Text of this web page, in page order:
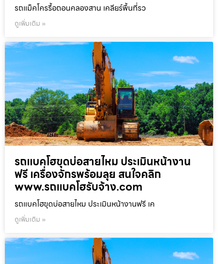
รถแม็คโครรื้อถอนคลองสาน เคลียร์พื้นที่รว
ดูเพิ่มเติม »
รถแบคโฮขุดบ่อสายไหม ประเมินหน้างาน
ฟรี เครื่องจักรพร้อมลุย สนใจคลิก
www.รถแบคโฮรับจ้าง.com
รถแบคโฮขุดบ่อสายไหม ประเมินหน้างานฟรี เค
ดูเพิ่มเติม »